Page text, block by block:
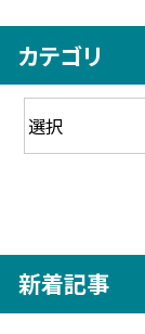
カテゴリ
新着記事